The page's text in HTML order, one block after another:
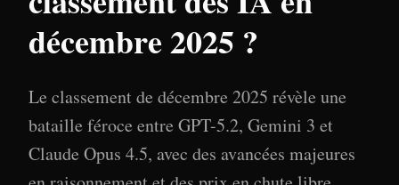
décembre 2025 ?
Le classement de décembre 2025 révèle une
bataille féroce entre GPT-5.2, Gemini 3 et
Claude Opus 4.5, avec des avancées majeures